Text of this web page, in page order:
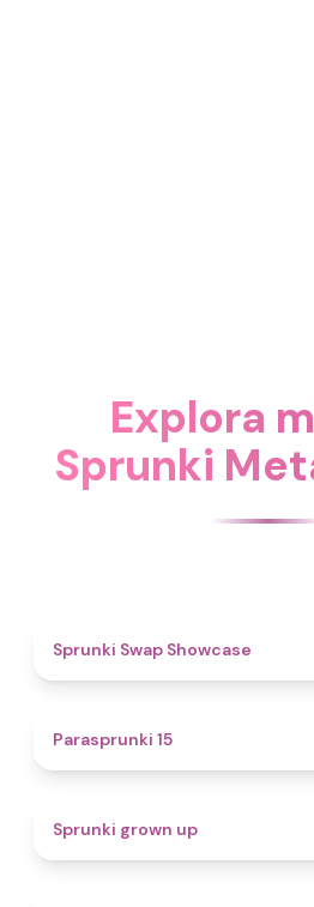
Explora
Sprunki
Sprunki Swap Showcase
Parasprunki 15
Sprunki grown up